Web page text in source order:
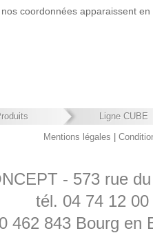
coordonnées apparaissent en
Ligne CUBE
Mentions légales
- 573 rue
tél. 04 74 12
462 843 Bourg en